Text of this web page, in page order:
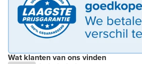
Wat klanten van ons vinden